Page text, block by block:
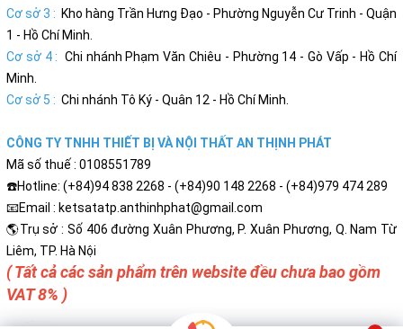
Cơ sở 3 : Kho hàng Trần Hưng Đạo - Phường Nguyễn Cư Trinh - Quận
1 - Hồ Chí Minh.
Cơ sở 4 : Chi nhánh Phạm Văn Chiêu - Phường 14 - Gò Vấp - Hồ Chí
Minh.
Cơ sở 5 : Chi nhánh Tô Ký - Quân 12 - Hồ Chí Minh.
CÔNG TY TNHH THIẾT BỊ VÀ NỘI THẤT AN THỊNH PHÁT
Mã số thuế : 0108551789
☎️Hotline: (+84)94 838 2268 - (+84)90 148 2268 - (+84)979 474 289
📧Email : ketsatatp.anthinhphat@gmail.com
🌎Trụ sở : Số 406 đường Xuân Phương, P. Xuân Phương, Q. Nam Từ
Liêm, TP. Hà Nội
( Tất cả các sản phẩm trên website đều chưa bao gồm
VAT 8% )